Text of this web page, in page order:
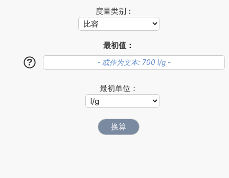
度量类别︰
最初值：
?
最初单位：